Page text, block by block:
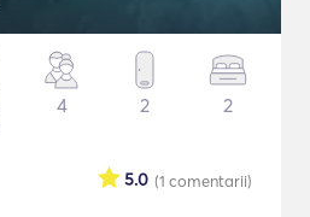
4 2 2
(1 comentarii)
5.0